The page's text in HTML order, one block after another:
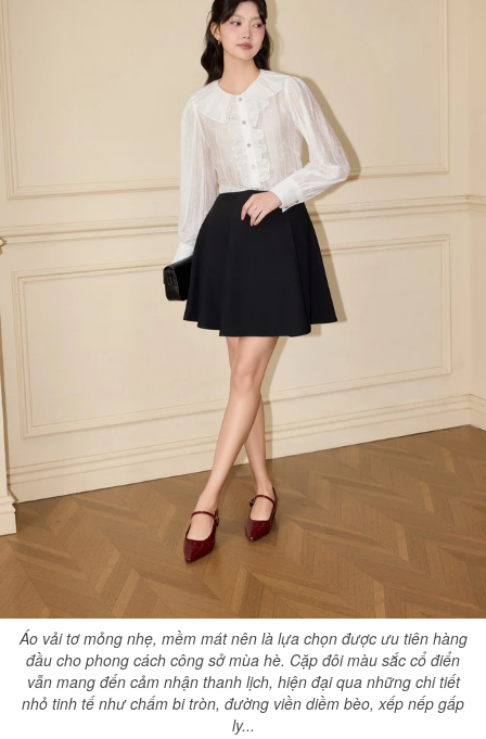
Áo vải tơ mỏng nhẹ, mềm mát nên là lựa chọn được ưu tiên hàng
đầu cho phong cách công sở mùa hè. Cặp đôi màu sắc cổ điển
vẫn mang đến cảm nhận thanh lịch, hiện đại qua những chi tiết
nhỏ tinh tế như chấm bi tròn, đường viền diềm bèo, xếp nếp gấp
ly...